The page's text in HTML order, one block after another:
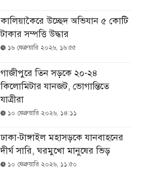
কালিয়াকৈরে উচ্ছেদ অভিযান ৫ কোটি
টাকার সম্পত্তি উদ্ধার
১৬ ফেব্রুয়ারি ২০২৬, ১৬:৫৫
গাজীপুরে তিন সড়কে ২০-২৪
কিলোমিটার যানজট, ভোগান্তিতে
যাত্রীরা
১০ ফেব্রুয়ারি ২০২৬, ১৪:১১
ঢাকা-টাঙ্গাইল মহাসড়কে যানবাহনের
দীর্ঘ সারি, ঘরমুখো মানুষের ভিড়
১০ ফেব্রুয়ারি ২০২৬, ১১:৫০